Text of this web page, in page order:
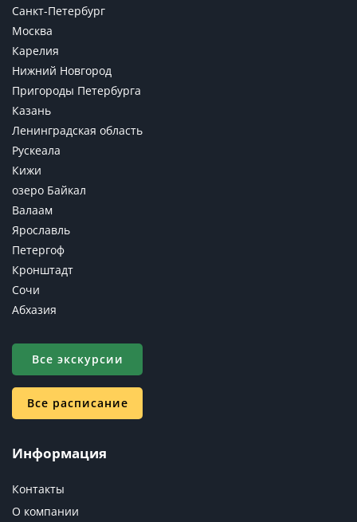
Санкт-Петербург
Москва
Карелия
Нижний Новгород
Пригороды Петербурга
Казань
Ленинградская область
Рускеала
Кижи
озеро Байкал
Валаам
Ярославль
Петергоф
Кронштадт
Сочи
Абхазия
Все экскурсии
Все расписание
Информация
Контакты
О компании